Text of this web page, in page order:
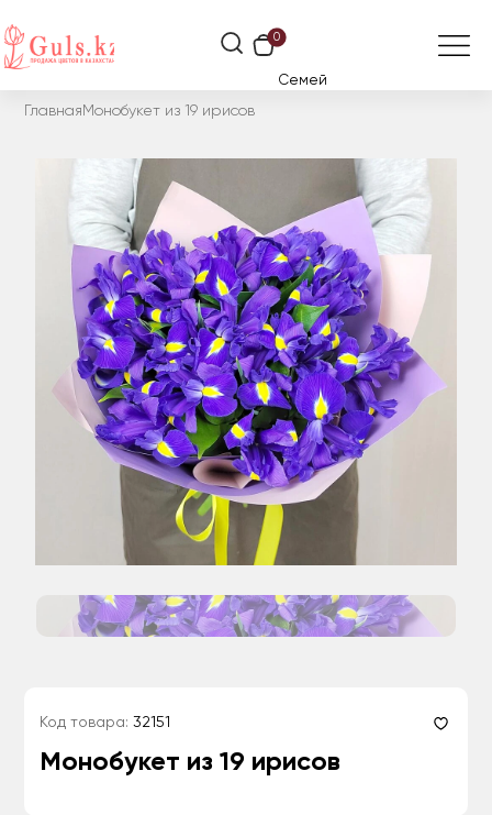
0
Семей
Главная Монобукет из 19 ирисов
Код товара: 32151
Монобукет из 19 ирисов